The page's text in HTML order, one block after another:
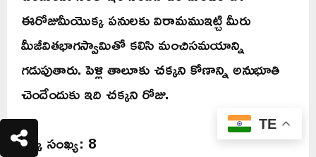
ఈరోజుమీయొక్క పనులకు విరామముఇట్చి మీరు
మీజీవితభాగస్వామితో కలిసి మంచిసమయాన్ని
గడుపుతారు. పెళ్లి తాలూకు చక్కని కోణాన్ని అనుభూతి
చెందేందుకు ఇది చక్కని రోజు.
లక్కీ సంఖ్య: 8
TE